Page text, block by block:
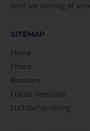
voor uw woning of
SITEMAP
Home
Filters
Roosters
Lokale Ventilatie
Luchtbehandeling